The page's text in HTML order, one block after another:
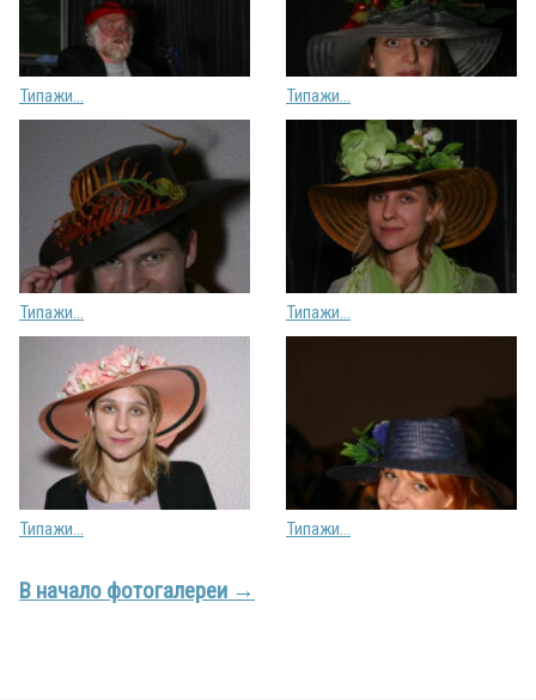
Типажи... Типажи...
Типажи... Типажи...
Типажи... Типажи...
В начало фотогалереи →